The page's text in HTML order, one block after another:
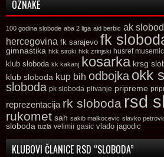
OZNAKE
100 godina slobode aba 2 liga aid berbic ak
hercegovina fk sarajevo fk
gimnastika hkk siroki hkk zrinjski husref musemic
klub sloboda kk kakanj kosarka krsg
klub sloboda kup bih odbojka okk
sloboda pk sloboda plivanje pripreme
reprezentacija rk sloboda rsd
rukomet sah sakib malkocevic slavko
sloboda tuzla velimir gasic vlado jagodic
KLUBOVI ČLANICE RSD “SLOBODA”